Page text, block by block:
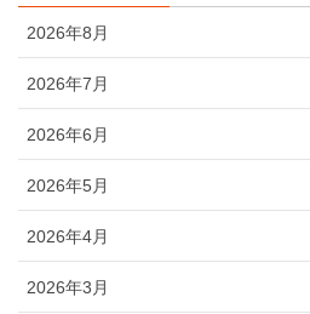
2026年8月
2026年7月
2026年6月
2026年5月
2026年4月
2026年3月